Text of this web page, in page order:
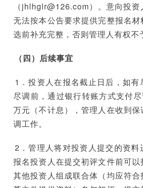
（jhlhglr@126.com）。意向投
无法按本公告要求提供完整报名
选前补充完整，否则管理人有权不
（四）后续事宜
．投资人在报名截止日后，如有
尽调前，通过银行转账方式支付尽
万元（不计息），管理人在收到
调工作。
．管理人将对投资人提交的资料
报名投资人在提交初评文件前可
其他投资人组成联合体（均应符